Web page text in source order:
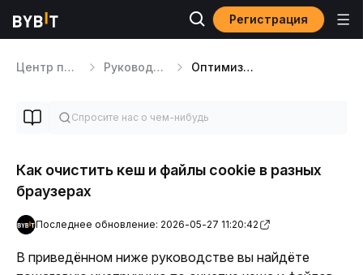
Регистрация
Центр помощи Руководство по платформе Оптимизация и пользовательский опыт
Как очистить кеш и файлы cookie в разных
браузерах
Последнее обновление: 2026-05-27 11:20:42
В приведённом ниже руководстве вы найдёте